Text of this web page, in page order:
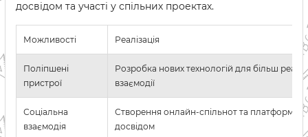
досвідом та участі у спільних проектах.
Можливості Реалізація
Поліпшені
пристрої
Розробка нових технологій для більш
взаємодії
Соціальна
взаємодія
Створення онлайн-спільнот та платформ
досвідом